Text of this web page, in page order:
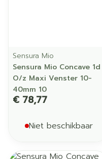
Sensura Mio
Sensura Mio Concave 1d
O/z Maxi Venster 10-
40mm 10
€ 78,77
Niet beschikbaar